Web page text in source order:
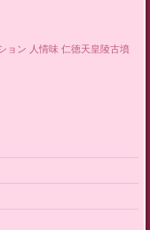
ョン 人情味 仁徳天皇陵古墳